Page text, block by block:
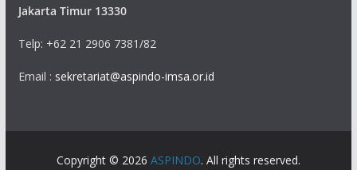
Jakarta Timur 13330
Telp: +62 21 2906 7381/82
Email : sekretariat@aspindo-imsa.or.id
Copyright © 2026 ASPINDO. All rights reserved.